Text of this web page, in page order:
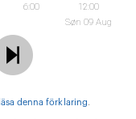
6:00
12:00
Søn 09 Aug
läsa denna förklaring.